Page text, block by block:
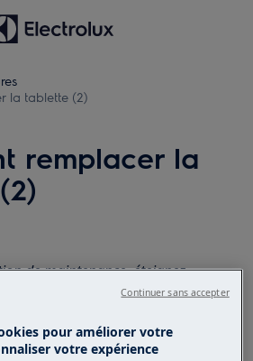
la tablette (2)
remplacer la
de maintenance, éteignez
la fiche secteur de laprise.
lorsque vous déplacez des
lourds, il faut deux
pour améliorer votre
votre expérience
Continuer sans accepter